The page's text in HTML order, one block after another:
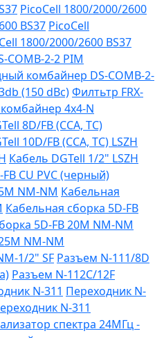
PicoCell 1800/2000/2600
BS37 PicoCell
1800/2000/2600 BS37
2-2 PIM
комбайнер DS-COMB-2-
(150 dBc)Филтьтр FRX-
4х4-N
8D/FB (CCA, TC)
10D/FB (CCA, TC) LSZH
Кабель DGTell 1/2" LSZH
CU PVC (черный)
NM-NM Кабельная
Кабельная сборка 5D-FB
5D-FB 20М NM-NM
NM-NM
1/2" SF Разъем N-111/8D
Разъем N-112C/12F
N-311 Переходник N-
N-311
спектра 24МГц -